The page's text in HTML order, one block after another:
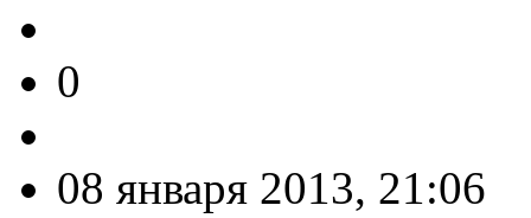
0
08 января 2013, 21:06